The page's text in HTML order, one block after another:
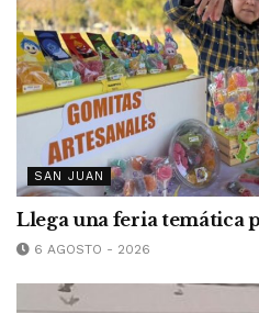
SAN JUAN
Llega una feria temática
6 AGOSTO - 2026